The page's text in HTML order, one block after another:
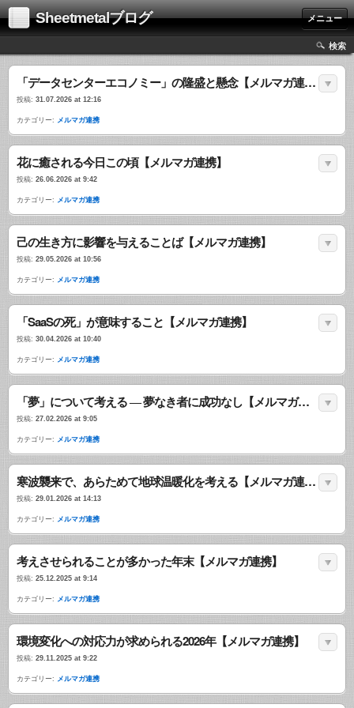
Sheetmetalブログ メニュー
検索
「データセンターエコノミー」の隆盛と懸念【メルマガ連携】
投稿: 31.07.2026 at 12:16
カテゴリー: メルマガ連携
花に癒される今日この頃【メルマガ連携】
投稿: 26.06.2026 at 9:42
カテゴリー: メルマガ連携
己の生き方に影響を与えることば【メルマガ連携】
投稿: 29.05.2026 at 10:56
カテゴリー: メルマガ連携
「SaaSの死」が意味すること【メルマガ連携】
投稿: 30.04.2026 at 10:40
カテゴリー: メルマガ連携
「夢」について考える ― 夢なき者に成功なし【メルマガ連携】
投稿: 27.02.2026 at 9:05
カテゴリー: メルマガ連携
寒波襲来で、あらためて地球温暖化を考える【メルマガ連携】
投稿: 29.01.2026 at 14:13
カテゴリー: メルマガ連携
考えさせられることが多かった年末【メルマガ連携】
投稿: 25.12.2025 at 9:14
カテゴリー: メルマガ連携
環境変化への対応力が求められる2026年【メルマガ連携】
投稿: 29.11.2025 at 9:22
カテゴリー: メルマガ連携